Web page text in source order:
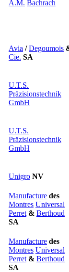
A.M. Bachrach
Avia /Degoumois
Cie. SA
U.T.S.
Präzisionstechnik
GmbH
U.T.S.
Präzisionstechnik
GmbH
Unigro NV
Manufacture des
Montres Universal
Perret & Berthoud
SA
Manufacture des
Montres Universal
Perret & Berthoud
SA